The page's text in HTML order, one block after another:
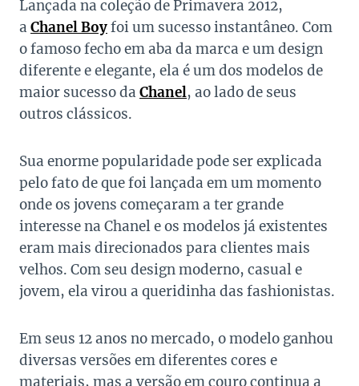
Lançada na coleção de Primavera 2012,
a Chanel Boyfoi um sucesso instantâneo. Com
o famoso fecho em aba da marca e um design
diferente e elegante, ela é um dos modelos de
maior sucesso da Chanel, ao lado de seus
outros clássicos.
Sua enorme popularidade pode ser explicada
pelo fato de que foi lançada em um momento
onde os jovens começaram a ter grande
interesse na Chanel e os modelos já existentes
eram mais direcionados para clientes mais
velhos. Com seu design moderno, casual e
jovem, ela virou a queridinha das fashionistas.
Em seus 12 anos no mercado, o modelo ganhou
diversas versões em diferentes cores e
materiais, mas a versão em couro continua a